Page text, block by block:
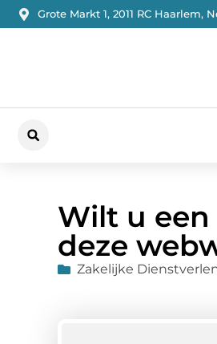
Grote Markt 1, 2011 RC Haarlem,
Wilt u
deze
Zakelijke